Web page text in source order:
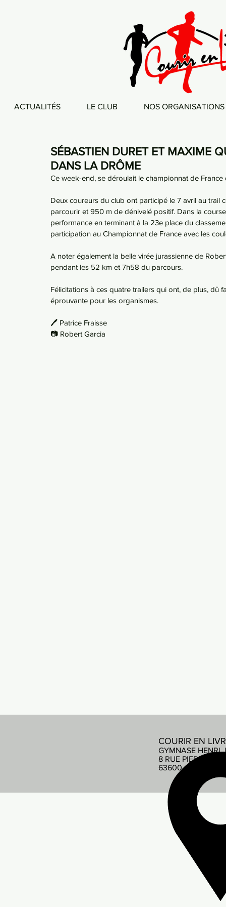
ACTUALITÉS LE CLUB NOS ORGANISATIONS
SÉBASTIEN DURET ET MAXIME
DANS LA DRÔME
Ce week-end, se déroulait le championnat de
Deux coureurs du club ont participé le 7 avril au trail
parcourir et 950 m de dénivelé positif. Dans la
performance en terminant à la 23e place du
participation au Championnat de France avec les
A noter également la belle virée jurassienne de
pendant les 52 km et 7h58 du parcours.
Félicitations à ces quatre trailers qui ont, de plus, dû
éprouvante pour les organismes.
🖊️ Patrice Fraisse
📷 Robert Garcia
COURIR EN
GYMNASE HENRI
8 RUE PIERRE DE
63600 AMBERT